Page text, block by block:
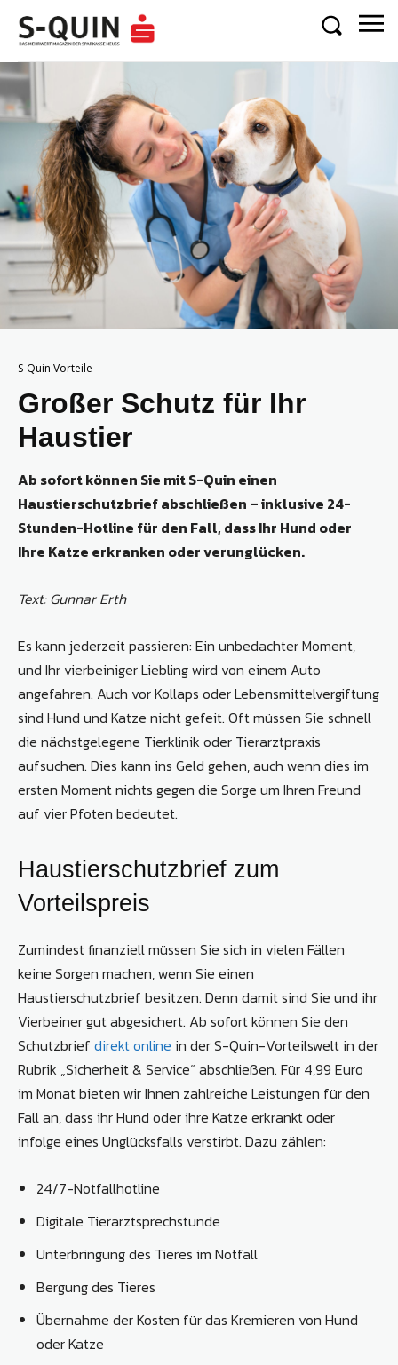
S-Quin Vorteile
Großer Schutz für Ihr
Haustier
Ab sofort können Sie mit S-Quin einen
Haustierschutzbrief abschließen – inklusive 24-
Stunden-Hotline für den Fall, dass Ihr Hund oder
Ihre Katze erkranken oder verunglücken.
Text: Gunnar Erth
Es kann jederzeit passieren: Ein unbedachter Moment,
und Ihr vierbeiniger Liebling wird von einem Auto
angefahren. Auch vor Kollaps oder Lebensmittelvergiftung
sind Hund und Katze nicht gefeit. Oft müssen Sie schnell
die nächstgelegene Tierklinik oder Tierarztpraxis
aufsuchen. Dies kann ins Geld gehen, auch wenn dies im
ersten Moment nichts gegen die Sorge um Ihren Freund
auf vier Pfoten bedeutet.
Haustierschutzbrief zum
Vorteilspreis
Zumindest finanziell müssen Sie sich in vielen Fällen
keine Sorgen machen, wenn Sie einen
Haustierschutzbrief besitzen. Denn damit sind Sie und ihr
Vierbeiner gut abgesichert. Ab sofort können Sie den
Schutzbrief direkt online in der S-Quin-Vorteilswelt in der
Rubrik „Sicherheit & Service“ abschließen. Für 4,99 Euro
im Monat bieten wir Ihnen zahlreiche Leistungen für den
Fall an, dass ihr Hund oder ihre Katze erkrankt oder
infolge eines Unglücksfalls verstirbt. Dazu zählen:
24/7-Notfallhotline
Digitale Tierarztsprechstunde
Unterbringung des Tieres im Notfall
Bergung des Tieres
Übernahme der Kosten für das Kremieren von Hund
oder Katze